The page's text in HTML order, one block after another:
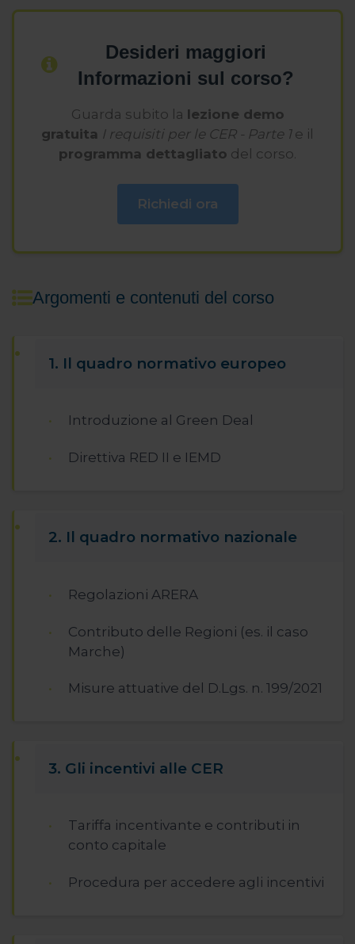
Desideri maggiori
Informazioni sul corso?
Guarda subito la lezione demo
gratuita I requisiti per le CER - Parte 1e il
programma dettagliato del corso.
Richiedi ora
Argomenti e contenuti del corso
1. Il quadro normativo europeo
Introduzione al Green Deal
Direttiva RED II e IEMD
2. Il quadro normativo nazionale
Regolazioni ARERA
Contributo delle Regioni (es. il caso
Marche)
Misure attuative del D.Lgs. n. 199/2021
3. Gli incentivi alle CER
Tariffa incentivante e contributi in
conto capitale
Procedura per accedere agli incentivi